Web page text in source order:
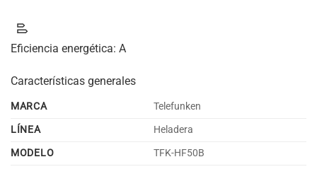
Eficiencia energética: A
Características generales
MARCA
Telefunken
LÍNEA
Heladera
MODELO
TFK-HF50B